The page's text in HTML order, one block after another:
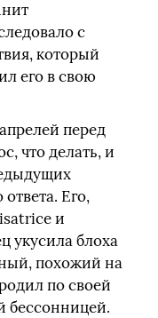
с
который
его в свою
перед
что делать, и
Его,
и
укусила блоха
похожий на
по своей
бессонницей.